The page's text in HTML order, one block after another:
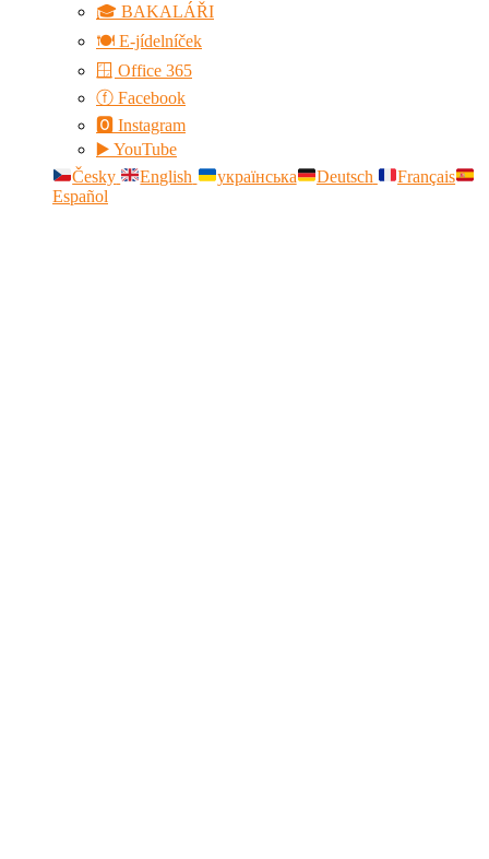
🎓 BAKALÁŘI
🍽️ E-jídelníček
🪟 Office 365
ⓕ Facebook
🅾 Instagram
▶️ YouTube
Česky
English українська Deutsch
Français
Español